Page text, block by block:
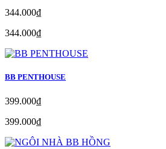
344.000₫
344.000₫
BB PENTHOUSE
399.000₫
399.000₫